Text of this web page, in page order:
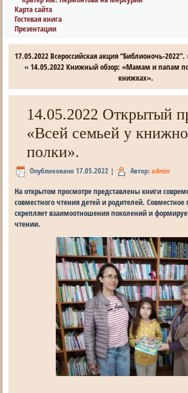
Карта сайта
Гостевая книга
Презентации
17.05.2022 Всероссийская акция “Библионочь-2022”.
«14.05.2022 Книжный обзор: «Мамам и папам по
книжках».
14.05.2022 Открытый
«Всей семьей у
полки».
Опубликовано 17.05.2022 | Автор: admin
На открытом просмотре представлены книги
совместного чтения детей и родителей. Совместное
скрепляет взаимоотношения поколений и
чтении.